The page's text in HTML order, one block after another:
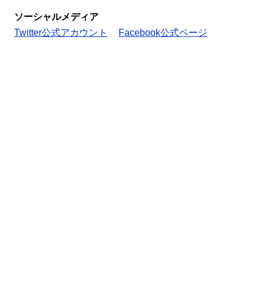
ソーシャルメディア
Twitter公式アカウント
Facebook公式ページ